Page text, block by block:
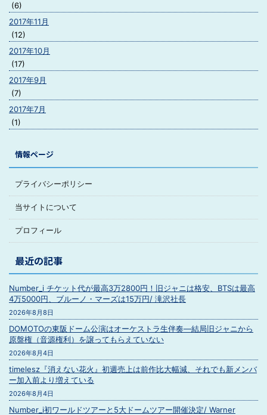
(6)
2017年11月
(12)
2017年10月
(17)
2017年9月
(7)
2017年7月
(1)
情報ページ
プライバシーポリシー
当サイトについて
プロフィール
最近の記事
Number_i チケット代が最高3万2800円！旧ジャニは格安、BTSは最高
4万5000円、ブルーノ・マーズは15万円/ 滝沢社長
2026年8月8日
DOMOTOの東阪ドーム公演はオーケストラ生伴奏―結局旧ジャニから
原盤権（音源権利）を譲ってもらえていない
2026年8月4日
timelesz『消えない花火』初週売上は前作比大幅減、それでも新メンバ
ー加入前より増えている
2026年8月4日
Number_i初ワールドツアーと5大ドームツアー開催決定/ Warner